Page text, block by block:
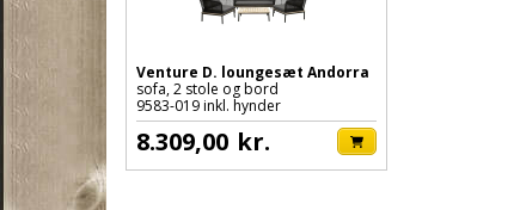
Venture D. loungesæt Andorra
sofa, 2 stole og bord
9583-019 inkl. hynder
8.309,00 kr.